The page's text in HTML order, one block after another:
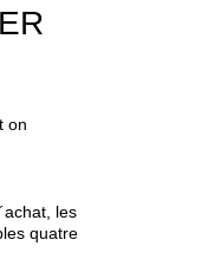
on
les
quatre